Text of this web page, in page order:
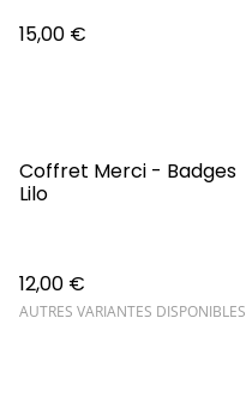
15,00 €
Coffret Merci - Badges
Lilo
12,00 €
AUTRES VARIANTES DISPONIBLES